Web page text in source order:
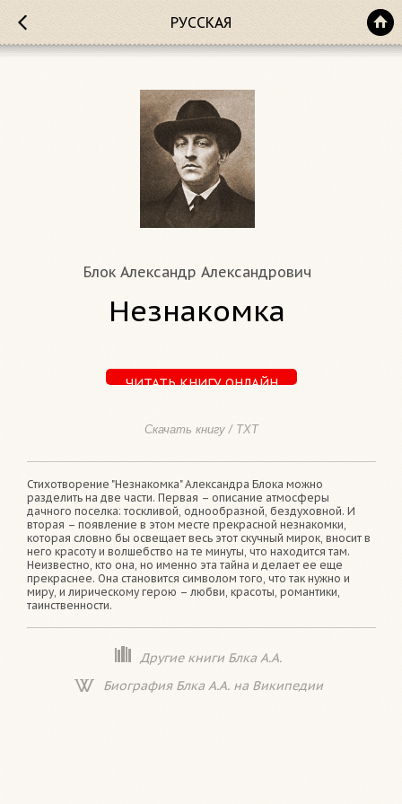
РУССКАЯ
Блок Александр Александрович
Незнакомка
ЧИТАТЬ КНИГУ ОНЛАЙН
Скачать книгу / TXT
Стихотворение "Незнакомка" Александра Блока можно
разделить на две части. Первая – описание атмосферы
дачного поселка: тоскливой, однообразной, бездуховной. И
вторая – появление в этом месте прекрасной незнакомки,
которая словно бы освещает весь этот скучный мирок, вносит в
него красоту и волшебство на те минуты, что находится там.
Неизвестно, кто она, но именно эта тайна и делает ее еще
прекраснее. Она становится символом того, что так нужно и
миру, и лирическому герою – любви, красоты, романтики,
таинственности.
Другие книги Блка А.А.
Биография Блка А.А. на Википедии